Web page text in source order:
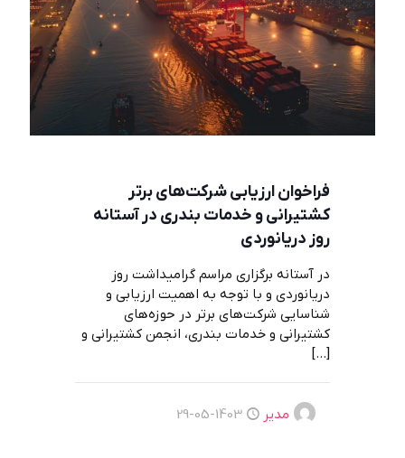
فراخوان ارزیابی شرکت‌های برتر
کشتیرانی و خدمات بندری در آستانه
روز دریانوردی
در آستانه برگزاری مراسم گرامیداشت روز
دریانوردی و با توجه به اهمیت ارزیابی و
شناسایی شرکت‌های برتر در حوزه‌های
کشتیرانی و خدمات بندری، انجمن کشتیرانی و
[…]
مدیر 1403-05-29